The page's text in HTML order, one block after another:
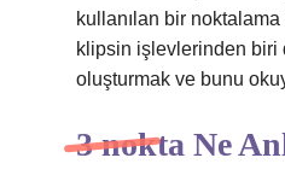
kullanılan bir noktalama
klipsin işlevlerinden biri
oluşturmak ve bunu
3 nokta Ne